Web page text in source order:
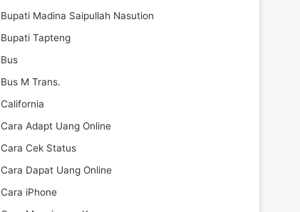
Bupati Madina Saipullah Nasution
Bupati Tapteng
Bus
Bus M Trans.
California
Cara Adapt Uang Online
Cara Cek Status
Cara Dapat Uang Online
Cara iPhone